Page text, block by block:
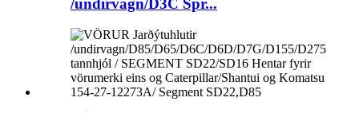
/undirvagn/D3C Spr...